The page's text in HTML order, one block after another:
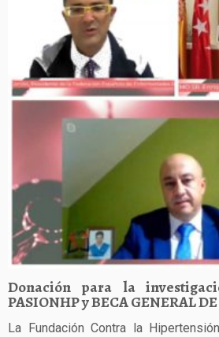
Donación para la
PASIONHP y BECA GENERAL
La Fundación Contra la